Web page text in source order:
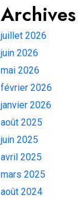
Archives
juillet 2026
juin 2026
mai 2026
février 2026
janvier 2026
août 2025
juin 2025
avril 2025
mars 2025
août 2024